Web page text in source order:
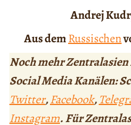
Andrej
Aus demRussischen
Noch mehr
Social Media Kanälen:
Twitter,Facebook,
Instagram. Für